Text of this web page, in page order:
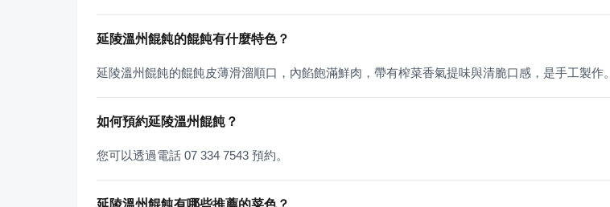
延陵溫州餛飩的餛飩有什麼特色？
延陵溫州餛飩的餛飩皮薄滑溜順口，內餡飽滿鮮肉，帶有榨菜香氣提味與清脆口感，是手工製作。
如何預約延陵溫州餛飩？
您可以透過電話 07 334 7543 預約。
延陵溫州餛飩有哪些推薦的菜色？